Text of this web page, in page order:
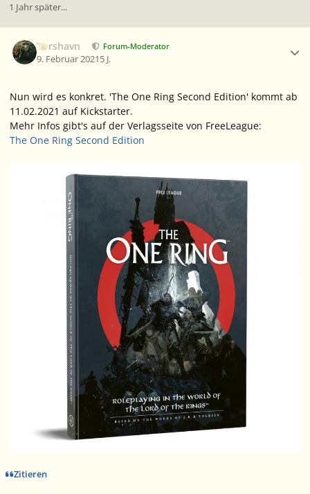
1 Jahr später...
Torshavn Forum-Moderator
9. Februar 20215 J.
Nun wird es konkret. 'The One Ring Second Edition' kommt ab
11.02.2021 auf Kickstarter.
Mehr Infos gibt's auf der Verlagsseite von FreeLeague:
The One Ring Second Edition
Zitieren